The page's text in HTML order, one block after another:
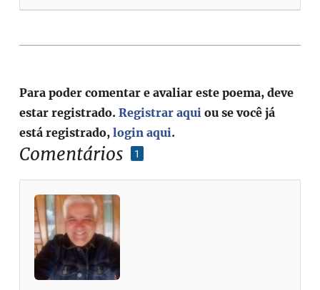
Comentários 1
Para poder comentar e avaliar este poema, deve
estar registrado.Registrar aqui ou se você já
está registrado,login aqui.